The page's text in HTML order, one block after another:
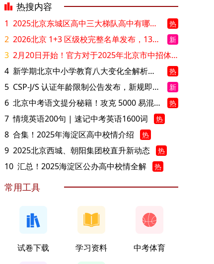
热搜内容
1 2025北京东城区高中三大梯队高中有哪些？录取分数线是多少？ 热
2 2026北京 1+3 区级校完整名单发布，13549 个名额该如何规划报考？ 新
3
2月20日开始！官方对于2025年北京市中招体检问题解答！
4
新学期北京中小学教育八大变化全解析：学位、政策、教学等方面迎新变革 热
5 CSP-J/S 认证年龄限制公告发布，新规即日起实施！ 新
6 北京中考语文提分秘籍！攻克 5000 易混易错字 热
7 情境英语200句 | 速记中考英语1600词 热
8 合集！2025年海淀区高中校情介绍 热
9 2025北京西城、朝阳集团校直升新动态 热
10 汇总！2025海淀区公办高中校情全解 热
常用工具
试卷下载 学习资料 中考体育